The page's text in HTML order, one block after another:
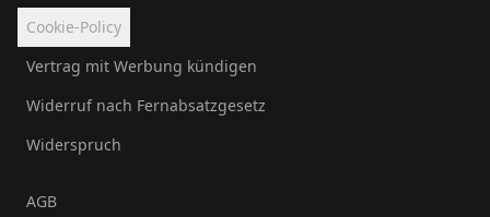
Cookie-Policy
Vertrag mit Werbung kündigen
Widerruf nach Fernabsatzgesetz
Widerspruch
AGB